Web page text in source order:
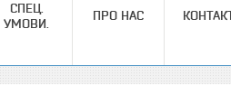
СПЕЦ.
УМОВИ.
ПРО НАС